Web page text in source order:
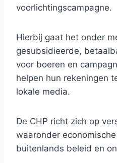
voorlichtingscampagne.
Hierbij gaat het onder
gesubsidieerde,
voor boeren en
helpen hun rekeningen
lokale media.
De CHP richt zich op
waaronder
buitenlands beleid en